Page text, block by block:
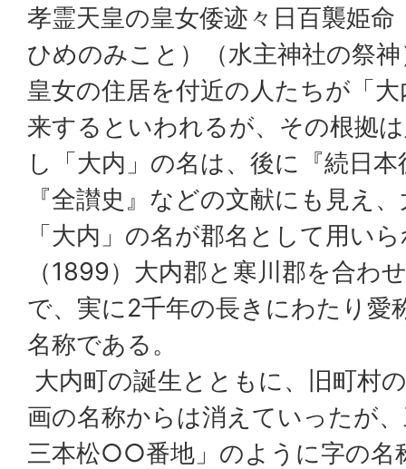
孝霊天皇の皇女倭迹々日百襲姫
ひめのみこと）（水主神社の祭
皇女の住居を付近の人たちが「
来するといわれるが、その根拠
し「大内」の名は、後に『続日
『全讃史』などの文献にも見え
「大内」の名が郡名として用い
（1899）大内郡と寒川郡を合わ
で、実に2千年の長きにわたり愛
名称である。
大内町の誕生とともに、旧町村
画の名称からは消えていったが
三本松○○番地」のように字の名